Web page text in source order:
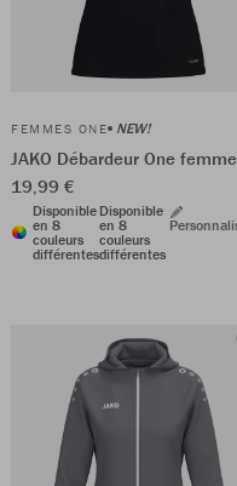
FEMMES ONE NEW!
JAKO Débardeur One
19,99 €
Disponible
en 8
couleurs
différentes
Disponible
en 8
couleurs
différentes